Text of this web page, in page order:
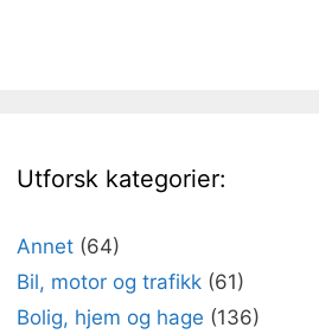
Utforsk kategorier:
Annet (64)
Bil, motor og trafikk (61)
Bolig, hjem og hage (136)